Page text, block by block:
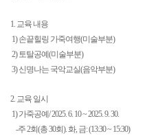
1. 교육 내용
1)손끝힐링 가죽여행(미술부분)
2)토탈공예 (미술부분)
3)신명나는 국악교실(음악부분)
2. 교육 일시
1)가죽공예 / 2025. 6. 10 ~ 2025. 9. 30.
-주2회(총30회).화, 금: (13:30 ~ 15:30)